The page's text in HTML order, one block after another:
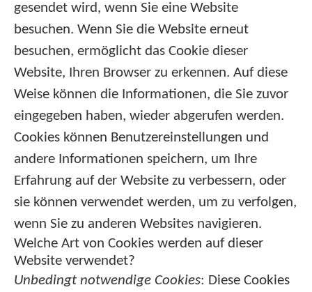
gesendet wird, wenn Sie eine Website
besuchen. Wenn Sie die Website erneut
besuchen, ermöglicht das Cookie dieser
Website, Ihren Browser zu erkennen. Auf diese
Weise können die Informationen, die Sie zuvor
eingegeben haben, wieder abgerufen werden.
Cookies können Benutzereinstellungen und
andere Informationen speichern, um Ihre
Erfahrung auf der Website zu verbessern, oder
sie können verwendet werden, um zu verfolgen,
wenn Sie zu anderen Websites navigieren.
Welche Art von Cookies werden auf dieser
Website verwendet?
Unbedingt notwendige Cookies: Diese Cookies